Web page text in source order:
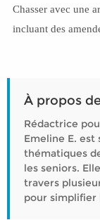
Chasser avec une
incluant des
À propos
Rédactrice
Emeline E. est
thématiques
les seniors.
travers
pour simplifier